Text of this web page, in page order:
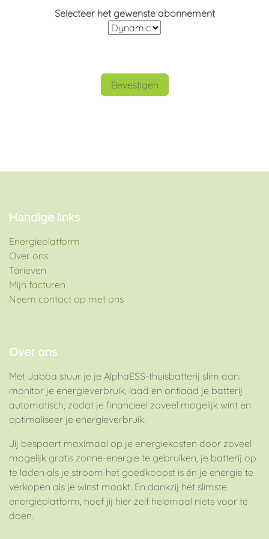
Selecteer het gewenste abonnement
Bevestigen
Handige links
Energieplatform​
Over ons
Tarieven
Mijn facturen
Neem contact op met ons
Over ons
Met Jabba stuur je je AlphaESS-thuisbatterij slim aan:
monitor je energieverbruik, laad en ontlaad je batterij
automatisch, zodat je financieel zoveel mogelijk wint en
optimaliseer je energieverbruik.
Jij bespaart maximaal op je energiekosten door zoveel
mogelijk gratis zonne-energie te gebruiken, je batterij op
te laden als je stroom het goedkoopst is én je energie te
verkopen als je winst maakt. En dankzij het slimste
energieplatform, hoef jij hier zelf helemaal niets voor te
doen.